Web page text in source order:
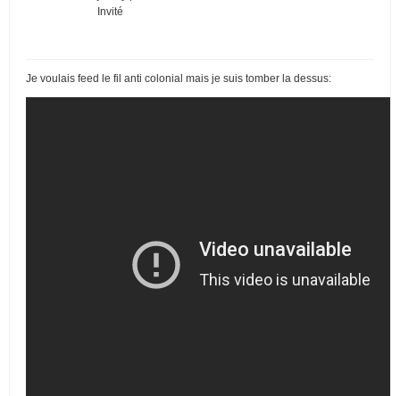
Invité
Je voulais feed le fil anti colonial mais je suis tomber la dessus: